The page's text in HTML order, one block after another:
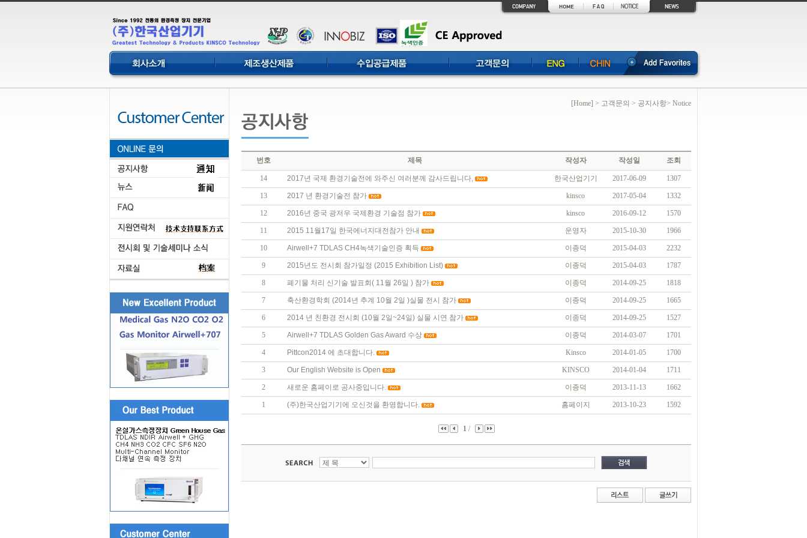
[Home] > 고객문의 > 공지사항> Notice
번호 제목 작성자 작성일 조회
14 2017년 국제 환경기술전에 와주신 여러분께 감사드립니다, 한국산업기기 2017-06-09 1307
13 2017 년 환경기술전 참가 kinsco 2017-05-04 1332
12 2016년 중국 광저우 국제환경 기술점 참가 kinsco 2016-09-12 1570
11 2015 11월17일 한국에너지대전참가 안내 운영자 2015-10-30 1966
10 Airwell+7 TDLAS CH4녹색기술인증 획득 이종덕 2015-04-03 2232
9 2015년도 전시회 참가일정 (2015 Exhibition List) 이종덕 2015-04-03 1787
8 폐기물 처리 신기술 발표회( 11월 26일 ) 참가 이종덕 2014-09-25 1818
7 축산환경학회 (2014년 추계 10월 2일 )실물 전시 참가 이종덕 2014-09-25 1665
6 2014 년 친환경 전시회 (10월 2일~24일) 실물 시연 참가 이종덕 2014-09-25 1527
5 Airwell+7 TDLAS Golden Gas Award 수상 이종덕 2014-03-07 1701
4 Pittcon2014 에 초대합니다. Kinsco 2014-01-05 1700
3 Our English Website is Open KINSCO 2014-01-04 1711
2 새로운 홈페이로 공사중입니다. 이종덕 2013-11-13 1662
1 (주)한국산업기기에 오신것을 환영합니다. 홈페이지 2013-10-23 1592
1/